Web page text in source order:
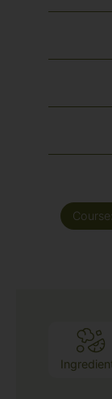
Course: